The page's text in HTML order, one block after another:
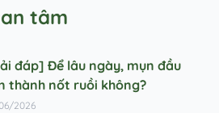
tâm
đáp] Để lâu ngày, mụn đầu
thành nốt ruồi không?
2026